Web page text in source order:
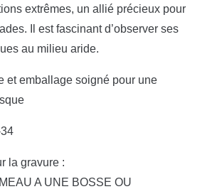
extrêmes, un allié précieux pour
Il est fascinant d’observer ses
au milieu aride.
et emballage soigné pour une
la gravure :
A UNE BOSSE OU